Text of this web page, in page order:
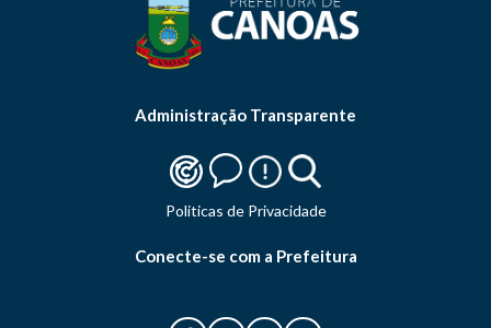
Administração Transparente
Politicas de Privacidade
Conecte-se com a Prefeitura